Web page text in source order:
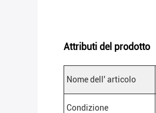
Attributi del prodotto
Nome dell' articolo
Condizione